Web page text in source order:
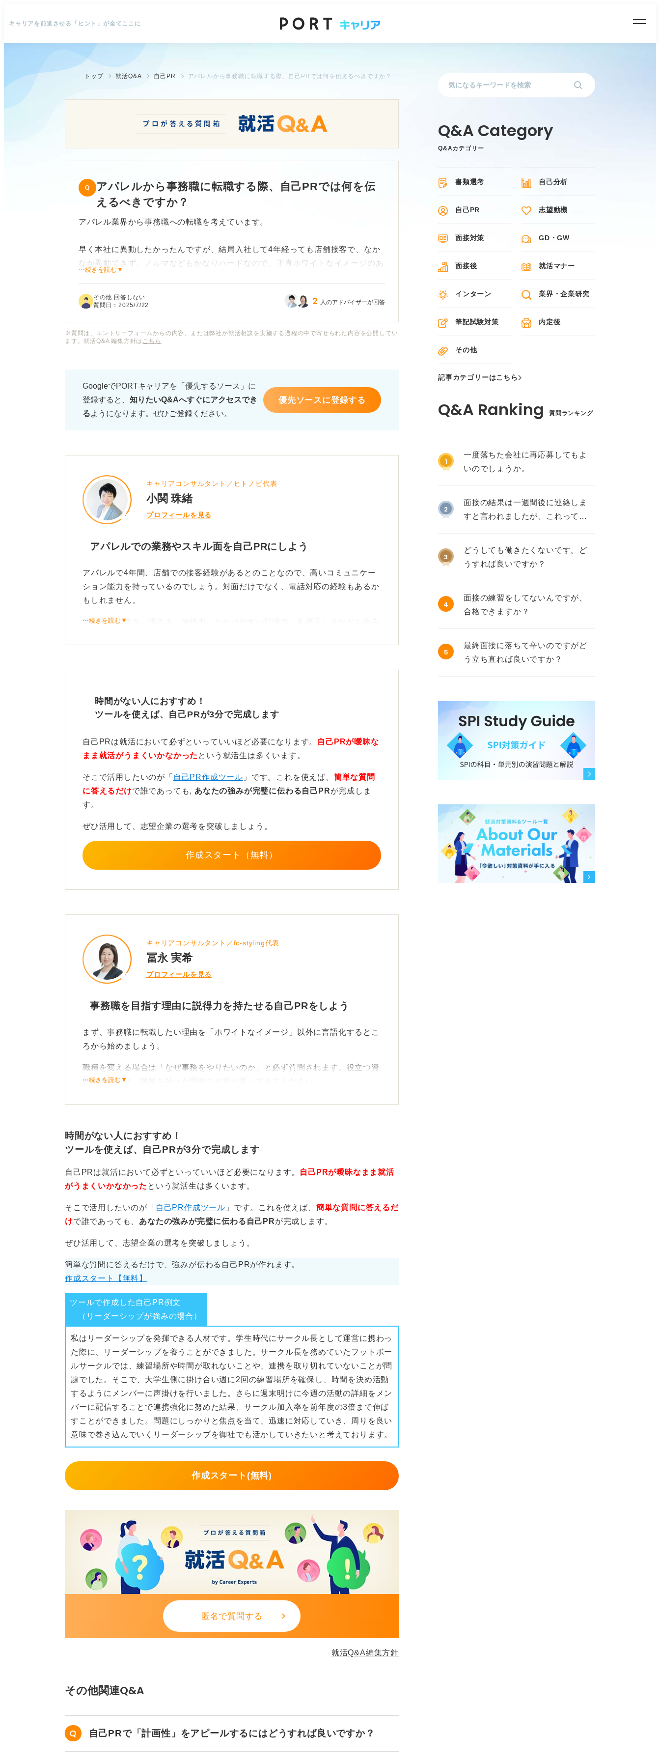
キャリアを前進させる「ヒント」が全てここに
トップ 就活Q&A 自己PR アパレルから事務職に転職する際、自己PRでは何を伝えるべきですか？
アパレルから事務職に転職する際、自己PRでは何を伝
えるべきですか？
アパレル業界から事務職への転職を考えています。
早く本社に異動したかったんですが、結局入社して4年経っても店舗接客で、なか
なか異動できず、ノルマなどもかなりハードなので、正直ホワイトなイメージのあ
ただアパレルでやってきたことと事務職の仕事はかなり毛色が違うと思うので、ど
アパレル経験者ならではの事務職へのアピールポイントってありますか？ ちゃん
⋯続きを読む▼
その他 回答しない
質問日：2025/7/22 2 人のアドバイザーが回答
※質問は、エントリーフォームからの内容、または弊社が就活相談を実施する過程の中で寄せられた内容を公開してい
ます。就活Q&A 編集方針は こちら
GoogleでPORTキャリアを「優先するソース」に
登録すると、 知りたいQ&Aへすぐにアクセスでき
るようになります。ぜひご登録ください。
優先ソースに登録する
キャリアコンサルタント／ヒトノビ代表
小関 珠緒
プロフィールを見る
アパレルでの業務やスキル面を自己PRにしよう
アパレルで4年間、店舗での接客経験があるとのことなので、高いコミュニケー
ション能力を持っているのでしょう。対面だけでなく、電話対応の経験もあるか
もしれません。
第一印象の良さ、明るさ、傾聴力、わかりやすい説明力、礼儀正しさなども強み
ただ、アパレル販売員から事務職への転職を希望される人は比較的多くいます
が、注意点もあります。
アパレル経験者は、事務作業の経験が少ないことが多いです。転職後にギャップ
を感じる点として、仕事内容の変化が挙げられます。
店舗での仕事は日々新しい顧客と接し、季節ごとに商品も変わるなど変化に富ん
でいますが、事務職は比較的、毎日同じ場所でパソコンに向かう地道な作業が多
い傾向にあります。この変化に耐えられない人もいるようなので、まずは事務職
が、事務職では必須となることが多いです。入社後に「こんなはずではなかっ
た」とならないよう、仕事内容や必要なスキルを事前に調べておくことが大切で
いった点を確認されるでしょう。その際に、「それは理解しています。そのうえ
うに準備しておく必要があります。
企業側も入社後すぐに辞められては困るので、その点はしっかり確認してくるで
しょう。間違った自己PRをしないためにも、事前の職種理解をしておきましょ
⋯続きを読む▼
時間がない人におすすめ！
ツールを使えば、自己PRが3分で完成します
自己PRは就活において必ずといっていいほど必要になります。
自己PRが曖昧な
まま就活がうまくいかなかった という就活生は多くいます。
そこで活用したいのが「 自己PR作成ツール 」です。これを使えば、 簡単な質問
に答えるだけで誰であっても, あなたの強みが完璧に伝わる自己PRが完成しま
す。
ぜひ活用して、志望企業の選考を突破しましょう。
作成スタート（無料）
キャリアコンサルタント／fc-styling代表
冨永 実希
プロフィールを見る
事務職を目指す理由に説得力を持たせる自己PRをしよう
まず、事務職に転職したい理由を「ホワイトなイメージ」以外に言語化するとこ
ろから始めましょう。
職種を変える場合は「なぜ事務をやりたいのか」と必ず質問されます。役立つ資
格、きっかけ、興味を持った理由など振り返ってみてください。
そのうえで、アパレルでの接客経験をどのように活かしていくか接点を明確にす
事務職に活かせるアパレルでの経験をまとめよう
アパレルやサービス業はアルバイトで十分など、軽んじられた風潮があります
が、多くの職種に役立つ要素を学べる職業だと言えます。
小売業は希望を聴くヒアリング能力、言葉にされていなくても何を感じているの
か察する洞察力、接客用語に代表される基本的なマナーが身に付いているのでは
が違います。仮に営業事務であれば、顧客とのかかわりがあるはずです。営業担
当者不在の際、適切に対応出来ることが求められます。経理事務の場合は専門知
識が必要です。
自身が考える事務職を具体化し、このような経験の活かし方をヒントにまとめる
か書き出して、それらのなかから自己PRとしてまとめると良いですね。
0
⋯続きを読む▼
時間がない人におすすめ！
ツールを使えば、自己PRが3分で完成します
自己PRは就活において必ずといっていいほど必要になります。
自己PRが曖昧なまま就活
がうまくいかなかった という就活生は多くいます。
そこで活用したいのが「 自己PR作成ツール 」です。これを使えば、 簡単な質問に答えるだ
けで誰であっても、 あなたの強みが完璧に伝わる自己PRが完成します。
ぜひ活用して、志望企業の選考を突破しましょう。
簡単な質問に答えるだけで、強みが伝わる自己PRが作れます。
作成スタート【無料】
ツールで作成した自己PR例文
（リーダーシップが強みの場合）
私はリーダーシップを発揮できる人材です。学生時代にサークル長として運営に携わっ
た際に、リーダーシップを養うことができました。サークル長を務めていたフットボー
ルサークルでは、練習場所や時間が取れないことや、連携を取り切れていないことが問
題でした。そこで、大学生側に掛け合い週に2回の練習場所を確保し、時間を決め活動
するようにメンバーに声掛けを行いました。さらに週末明けに今週の活動の詳細をメン
バーに配信することで連携強化に努めた結果、サークル加入率を前年度の3倍まで伸ば
すことができました。問題にしっかりと焦点を当て、迅速に対応していき、周りを良い
意味で巻き込んでいくリーダーシップを御社でも活かしていきたいと考えております。
作成スタート(無料)
匿名で質問する
就活Q&A編集方針
その他関連Q&A
自己PRで「計画性」をアピールするにはどうすれば良いですか？
Q&Aカテゴリー
書類選考 自己分析
自己PR 志望動機
面接対策 GD・GW
面接後 就活マナー
インターン 業界・企業研究
筆記試験対策 内定後
その他
記事カテゴリーはこちら
質問ランキング
1
一度落ちた会社に再応募してもよ
いのでしょうか。
2
面接の結果は一週間後に連絡しま
すと言われましたが、これって不
3
どうしても働きたくないです。ど
うすれば良いですか？
4
面接の練習をしてないんですが、
合格できますか？
5
最終面接に落ちて辛いのですがど
う立ち直れば良いですか？